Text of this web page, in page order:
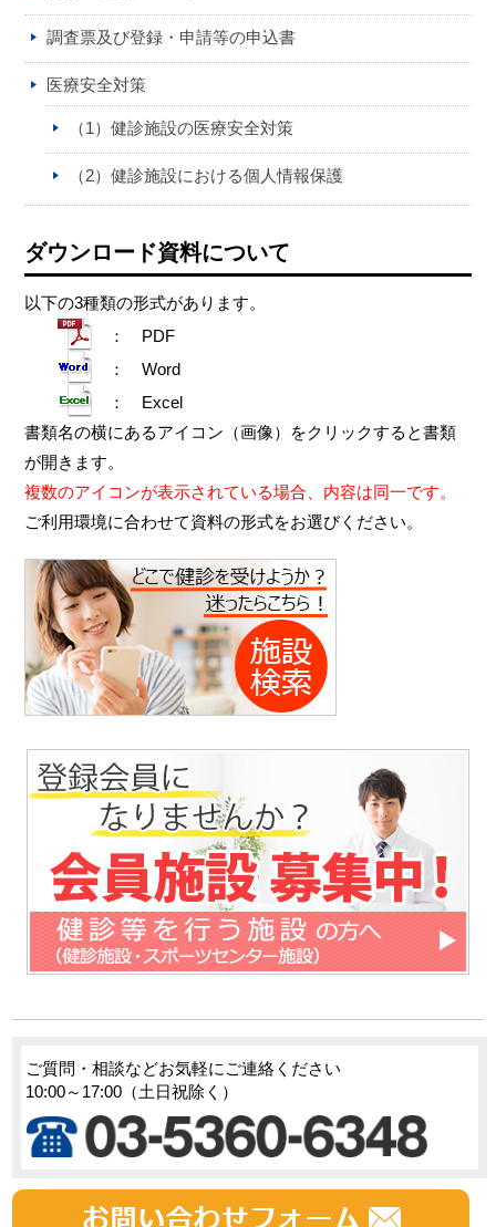
調査票及び登録・申請等の申込書
医療安全対策
（1）健診施設の医療安全対策
（2）健診施設における個人情報保護
ダウンロード資料について
以下の3種類の形式があります。
： PDF
： Word
： Excel
書類名の横にあるアイコン（画像）をクリックすると書類
が開きます。
複数のアイコンが表示されている場合、内容は同一です。
ご利用環境に合わせて資料の形式をお選びください。
ご質問・相談などお気軽にご連絡ください
10:00～17:00（土日祝除く）